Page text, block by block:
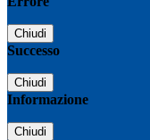
Chiudi
Successo
Chiudi
Informazione
Chiudi